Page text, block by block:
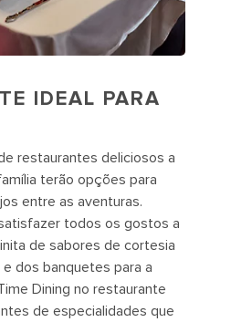
IDEAL PARA
restaurantes deliciosos a
terão opções para
entre as aventuras.
todos os gostos a
de sabores de cortesia
dos banquetes para a
Dining no restaurante
de especialidades que